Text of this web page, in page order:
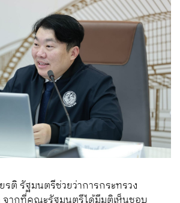
ติ รัฐมนตรีช่วยว่าการกระทรวง